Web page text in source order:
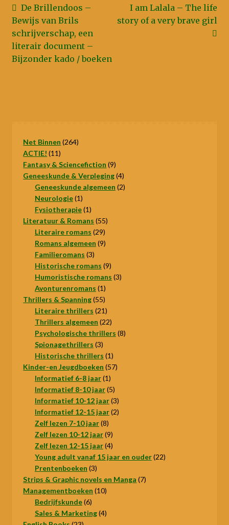
Bericht
navigatie
Vorig
bericht:
De Brillendoos –
Bewijs van Brils
schrijverschap, een
literair document –
Bijzonder kado / boeken
Volgend
bericht:
I am Lalala – The life
story of a very brave girl
Net Binnen 264264
ACTIE! 1111
producten
Fantasy & Sciencefiction 99
producten
Geneeskunde & Verpleging 44
producten
Geneeskunde algemeen 22
Neurologie 11
product
Fysiotherapie 11
product
Literatuur & Romans 5555
Literaire romans 2929
producten
Romans algemeen 99
Familieromans 33
producten
Historische romans 99
producten
Humoristische romans 33
Avonturenromans 11
product
Thrillers & Spanning 5555
producten
Literaire thrillers 2121
producten
Thrillers algemeen 2222
producten
Psychologische thrillers 88
Spionagethrillers 33
producten
Historische thrillers 11
product
Kinder-en Jeugdboeken 5757
Informatief 6-8 jaar 11
product
Informatief 8-10 jaar 55
producten
Informatief 10-12 jaar 33
producten
Informatief 12-15 jaar 22
Zelf lezen 7-10 jaar 88
producten
Zelf lezen 10-12 jaar 99
producten
Zelf lezen 12-15 jaar 44
producten
Young adult vanaf 15 jaar en ouder 2222
Prentenboeken 33
producten
Strips & Graphic novels en Manga 77
Managementboeken 1010
Bedrijfskunde 66
producten
Sales & Marketing 44